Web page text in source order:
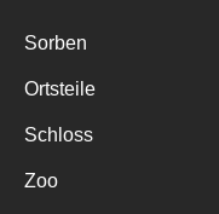
Sorben
Ortsteile
Schloss
Zoo